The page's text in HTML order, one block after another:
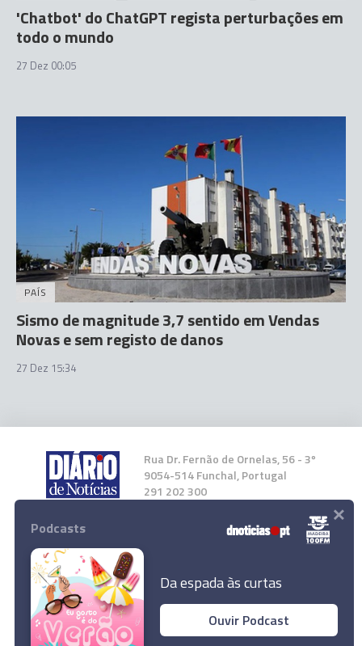
'Chatbot' do ChatGPT regista perturbações em
todo o mundo
27 Dez 00:05
PAÍS
Sismo de magnitude 3,7 sentido em Vendas
Novas e sem registo de danos
27 Dez 15:34
Rua Dr. Fernão de Ornelas, 56 - 3º
9054-514 Funchal, Portugal
291 202 300
Instale a nossa App
© 2024 Empresa Diário de Notícias, Lda.
Podcasts
Da espada às curtas
Ouvir Podcast
×